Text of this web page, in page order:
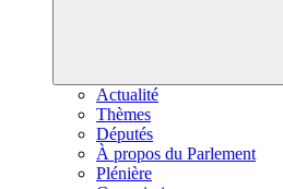
Actualité
Thèmes
Députés
À propos du Parlement
Plénière